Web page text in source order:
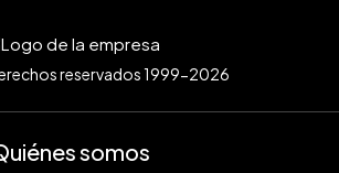
reservados 1999-2026
somos